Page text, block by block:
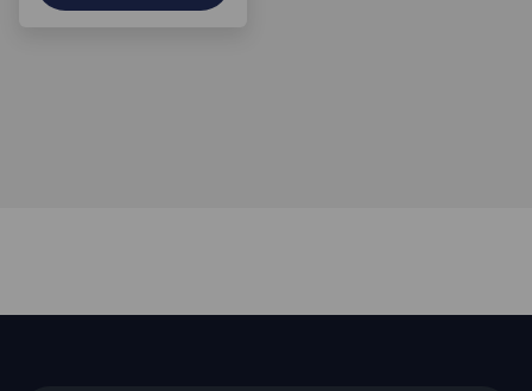
de